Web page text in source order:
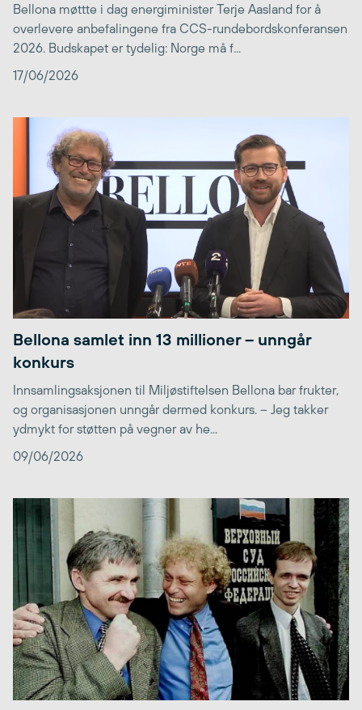
Bellona møttte i dag energiminister Terje Aasland for å
overlevere anbefalingene fra CCS-rundebordskonferansen
2026. Budskapet er tydelig: Norge må f...
17/06/2026
Bellona samlet inn 13 millioner – unngår
konkurs
Innsamlingsaksjonen til Miljøstiftelsen Bellona bar frukter,
og organisasjonen unngår dermed konkurs. – Jeg takker
ydmykt for støtten på vegner av he...
09/06/2026